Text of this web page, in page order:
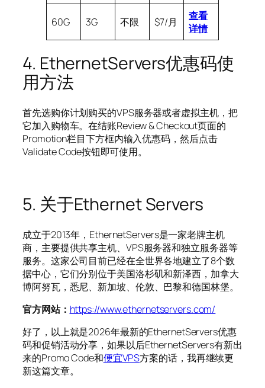
60G 3G 不限 $7/月
查看
详情
4. EthernetServers优惠码使
用方法
首先选购你计划购买的VPS服务器或者虚拟主机，把
它加入购物车。在结账Review & Checkout页面的
Promotion栏目下方框内输入优惠码，然后点击
Validate Code按钮即可使用。
5. 关于Ethernet Servers
成立于2013年，EthernetServers是一家老牌主机
商，主要提供共享主机、VPS服务器和独立服务器等
服务。这家公司目前已经在全世界各地建立了8个数
据中心，它们分别位于美国洛杉矶和新泽西，加拿大
博阿努瓦，悉尼、新加坡、伦敦、巴黎和德国林堡。
官方网站： https://www.ethernetservers.com/
好了，以上就是2026年最新的EthernetServers优惠
码和促销活动分享，如果以后EthernetServers有新出
来的Promo Code和便宜VPS方案的话，我再继续更
新这篇文章。